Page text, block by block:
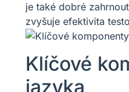
je také dobré
zvyšuje efektivita
Klíčové
jazyka